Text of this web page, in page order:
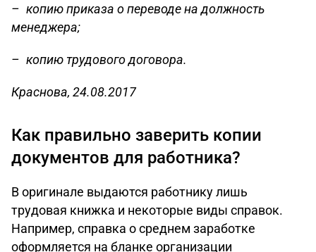
– копию приказа о переводе на должность
менеджера;
– копию трудового договора.
Краснова, 24.08.2017
Как правильно заверить копии
документов для работника?
В оригинале выдаются работнику лишь
трудовая книжка и некоторые виды справок.
Например, справка о среднем заработке
оформляется на бланке организации